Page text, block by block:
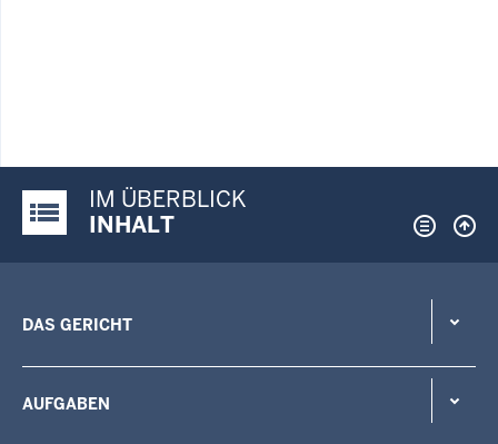
Justiz-Portal im Überblick:
IM ÜBERBLICK
INHALT
DAS GERICHT
AUFGABEN